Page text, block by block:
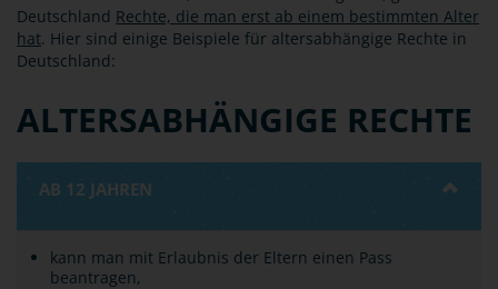
Deutschland Rechte, die man erst ab einem bestimmten Alter
hat. Hier sind einige Beispiele für altersabhängige Rechte in
Deutschland:
ALTERSABHÄNGIGE RECHTE
AB 12 JAHREN
kann man mit Erlaubnis der Eltern einen Pass
beantragen,